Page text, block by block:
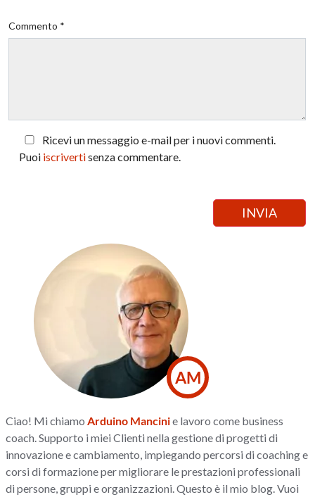
Commento *
Ricevi un messaggio e-mail per i nuovi commenti.
Puoi iscrivertisenza commentare.
AM
Ciao! Mi chiamo Arduino Mancinie lavoro come business
coach. Supporto i miei Clienti nella gestione di progetti di
innovazione e cambiamento, impiegando percorsi di coaching e
corsi di formazione per migliorare le prestazioni professionali
di persone, gruppi e organizzazioni. Questo è il mio blog. Vuoi